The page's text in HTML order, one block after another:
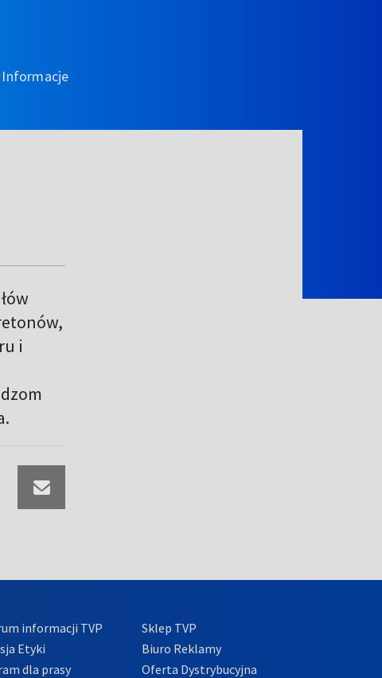
Informacje
i
informacji TVP
Etyki
dla prasy
Sklep TVP
Biuro Reklamy
Oferta Dystrybucyjna